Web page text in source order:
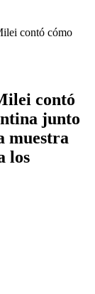
contó cómo
contó
junto
muestra
los